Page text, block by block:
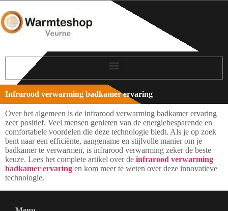
Infrarood verwarming badkamer ervaring
Over het algemeen is de infrarood verwarming badkamer ervaring
zeer positief. Veel mensen genieten van de energiebesparende en
comfortabele voordelen die deze technologie biedt. Als je op zoek
bent naar een efficiënte, aangename en stijlvolle manier om je
badkamer te verwarmen, is infrarood verwarming zeker de beste
keuze. Lees het complete artikel over de infrarood verwarming
badkamer ervaring en kom meer te weten over deze innovatieve
technologie.